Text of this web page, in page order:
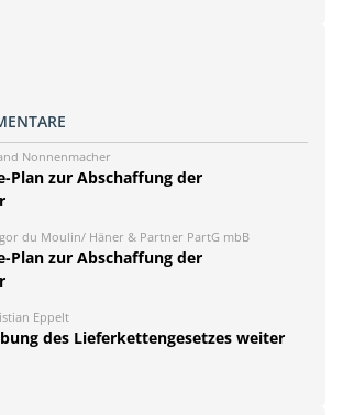
Nonnenmacher
Plan zur Abschaffung der
du Moulin/ Häner & Partner PartG mbB
Plan zur Abschaffung der
Eppelt
des Lieferkettengesetzes weiter